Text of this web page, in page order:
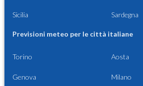
Sicilia Sardegna
Previsioni meteo per le città italiane
Torino Aosta
Genova Milano